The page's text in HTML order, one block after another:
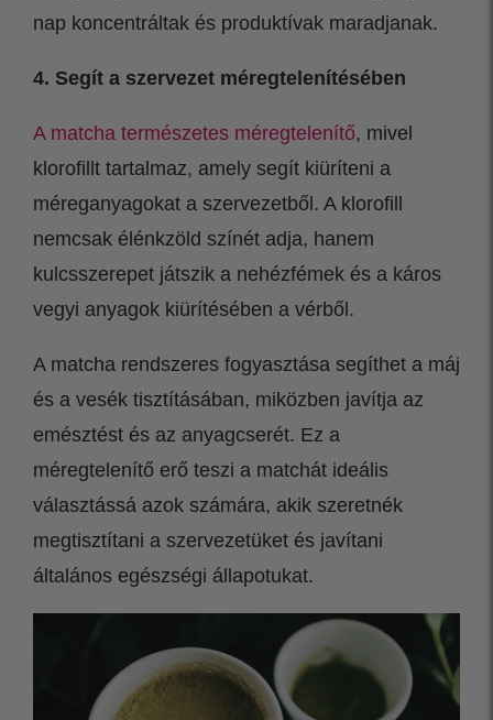
nap koncentráltak és produktívak maradjanak.
4. Segít a szervezet méregtelenítésében
A matcha természetes méregtelenítő, mivel
klorofillt tartalmaz, amely segít kiüríteni a
méreganyagokat a szervezetből. A klorofill
nemcsak élénkzöld színét adja, hanem
kulcsszerepet játszik a nehézfémek és a káros
vegyi anyagok kiürítésében a vérből.
A matcha rendszeres fogyasztása segíthet a máj
és a vesék tisztításában, miközben javítja az
emésztést és az anyagcserét. Ez a
méregtelenítő erő teszi a matchát ideális
választássá azok számára, akik szeretnék
megtisztítani a szervezetüket és javítani
általános egészségi állapotukat.